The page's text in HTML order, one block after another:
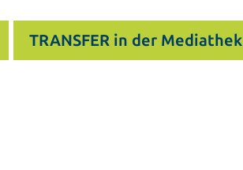
TRANSFER in der Mediathek